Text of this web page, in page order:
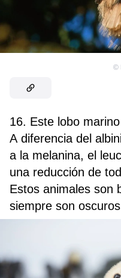
©
16. Este lobo
A diferencia del
a la melanina, el
una reducción de
Estos animales son
siempre son oscuros